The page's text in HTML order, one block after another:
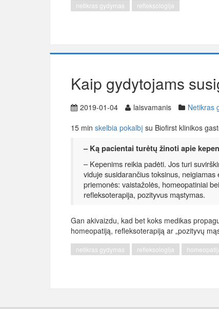
netikras gydymas refleksologija
Kaip gydytojams
2019-01-04 laisvamanis
Netikras
15 min skelbia pokalbį su Biofirst klinikos
– Ką pacientai turėtų žinoti apie
– Kepenims reikia padėti. Jos turi
viduje susidarančius toksinus,
priemonės: vaistažolės, homeopatiniai
refleksoterapija, pozityvus mąstymas.
Gan akivaizdu, kad bet koks medikas
homeopatiją, refleksoterapiją ar „pozityvų
netikras gydymas refleksologija